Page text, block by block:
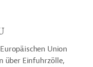
Union
über Einfuhrzölle,